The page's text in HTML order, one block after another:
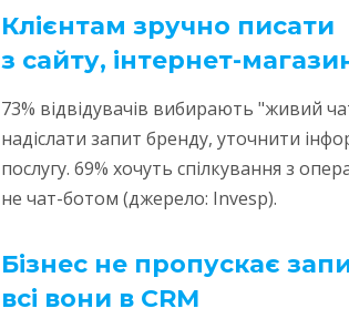
Клієнтам зручно писати
з сайту, інтернет-
73% відвідувачів вибирають "живий
надіслати запит бренду, уточнити
послугу. 69% хочуть спілкування з
не чат-ботом (джерело: Invesp).
Бізнес не пропускає
всі вони в CRM